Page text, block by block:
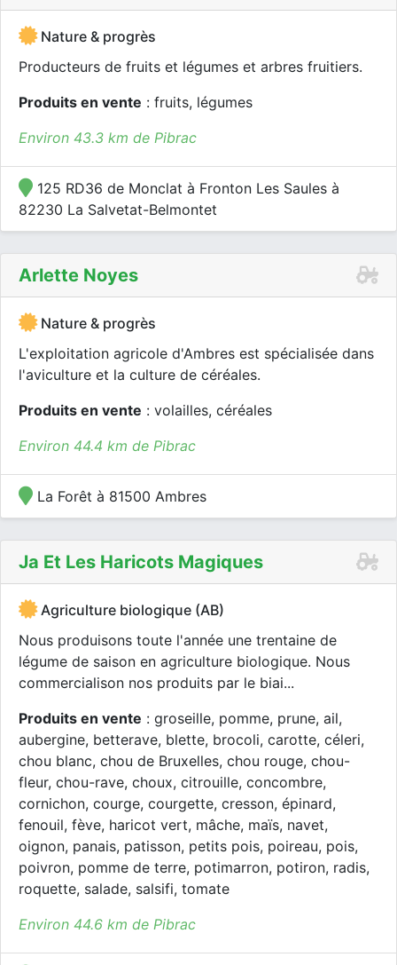
Nature & progrès
Producteurs de fruits et légumes et arbres fruitiers.
Produits en vente : fruits, légumes
Environ 43.3 km de Pibrac
125 RD36 de Monclat à Fronton Les Saules à
82230 La Salvetat-Belmontet
Arlette Noyes
Nature & progrès
L'exploitation agricole d'Ambres est spécialisée dans
l'aviculture et la culture de céréales.
Produits en vente : volailles, céréales
Environ 44.4 km de Pibrac
La Forêt à 81500 Ambres
Ja Et Les Haricots Magiques
Agriculture biologique (AB)
Nous produisons toute l'année une trentaine de
légume de saison en agriculture biologique. Nous
commercialison nos produits par le biai...
Produits en vente : groseille, pomme, prune, ail,
aubergine, betterave, blette, brocoli, carotte, céleri,
chou blanc, chou de Bruxelles, chou rouge, chou-
fleur, chou-rave, choux, citrouille, concombre,
cornichon, courge, courgette, cresson, épinard,
fenouil, fève, haricot vert, mâche, maïs, navet,
oignon, panais, patisson, petits pois, poireau, pois,
poivron, pomme de terre, potimarron, potiron, radis,
roquette, salade, salsifi, tomate
Environ 44.6 km de Pibrac